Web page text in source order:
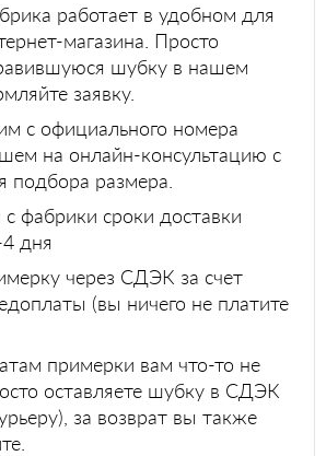
работает в удобном для
магазина. Просто
шубку в нашем
заявку.
с официального номера
на онлайн-консультацию с
подбора размера.
фабрики сроки доставки
дня
через СДЭК за счет
(вы ничего не платите
примерки вам что-то не
оставляете шубку в СДЭК
за возврат вы также